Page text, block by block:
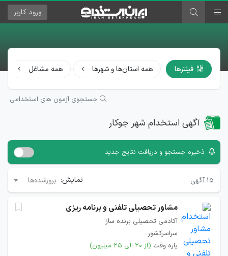
ورود کاربر
فیلترها همه استان‌ها و شهرها همه مشاغل
جستجوی آزمون های استخدامی
آگهی استخدام شهر جوکار
ذخیره جستجو و دریافت نتایج جدید
۱۵ آگهی نمایش: بروزشده‌ها
مشاور تحصیلی تلفنی و برنامه ریزی
آکادمی تحصیلی برنده ساز
سراسرکشور
پاره وقت (از ۲۰ الی ۲۵ میلیون)